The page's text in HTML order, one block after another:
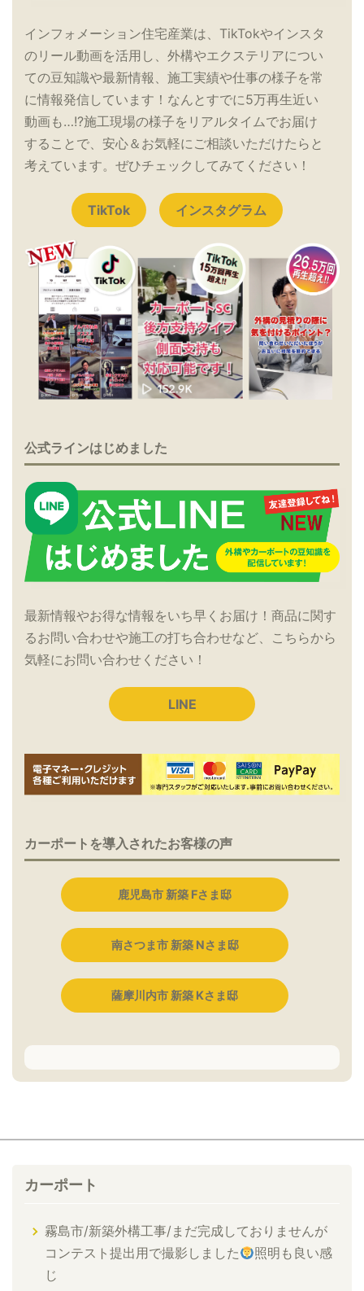
インフォメーション住宅産業は、TikTokやインスタ
のリール動画を活用し、外構やエクステリアについ
ての豆知識や最新情報、施工実績や仕事の様子を常
に情報発信しています！なんとすでに5万再生近い
動画も…!?施工現場の様子をリアルタイムでお届け
することで、安心＆お気軽にご相談いただけたらと
考えています。ぜひチェックしてみてください！
TikTok インスタグラム
公式ラインはじめました
最新情報やお得な情報をいち早くお届け！商品に関す
るお問い合わせや施工の打ち合わせなど、こちらから
気軽にお問い合わせください！
LINE
カーポートを導入されたお客様の声
鹿児島市 新築 Fさま邸
南さつま市 新築 Nさま邸
薩摩川内市 新築 Kさま邸
カーポート
霧島市/新築外構工事/まだ完成しておりませんが
コンテスト提出用で撮影しました
照明も良い感
じ